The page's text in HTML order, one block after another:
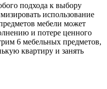
подхода к выбору
использование
мебели может
и потере ценного
6 мебельных предметов,
квартиру и занять